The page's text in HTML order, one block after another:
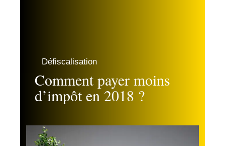
Défiscalisation
Comment payer moins
d’impôt en 2018 ?